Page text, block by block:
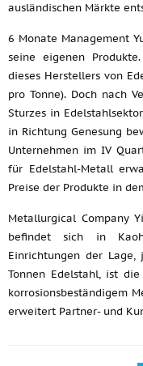
ausländischen Märkte
6 Monate Management
seine eigenen
dieses Herstellers von
pro Tonne). Doch nach
Sturzes in
in Richtung Genesung
Unternehmen im IV
für Edelstahl-Metall
Preise der Produkte in
Metallurgical Company
befindet sich in
Einrichtungen der
Tonnen Edelstahl, ist
korrosionsbeständigem
erweitert Partner- und